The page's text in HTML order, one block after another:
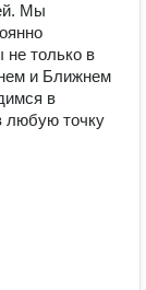
Mы
только в
и Ближнем
в
любую точку